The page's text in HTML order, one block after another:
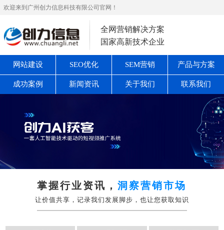
欢迎来到广州创力信息科技有限公司官网！
全网营销解决方案
国家高新技术企业
网站建设 SEO优化 SEM营销 产品与方案
成功案例 新闻资讯 关于我们 联系我们
掌握行业资讯，洞察营销市场
让价值共享，记录我们发展脚步，也让您获取知识